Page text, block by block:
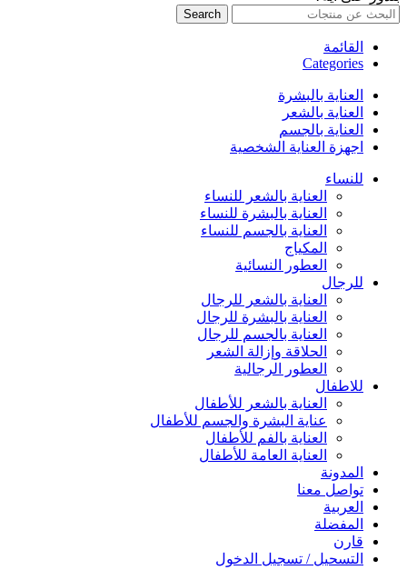
Search
القائمة
Categories
العناية بالبشرة
العناية بالشعر
العناية بالجسم
اجهزة العناية الشخصية
للنساء
العناية بالشعر للنساء
العناية بالبشرة للنساء
العناية بالجسم للنساء
المكياج
العطور النسائية
للرجال
العناية بالشعر للرجال
العناية بالبشرة للرجال
العناية بالجسم للرجال
الحلاقة وإزالة الشعر
العطور الرجالية
للاطفال
العناية بالشعر للأطفال
عناية البشرة والجسم للأطفال
العناية بالفم للأطفال
العناية العامة للأطفال
المدونة
تواصل معنا
العربية
المفضلة
قارن
التسحيل / تسجيل الدخول